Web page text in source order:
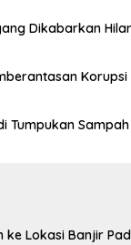
Dikabarkan
Tumpukan
ke Lokasi Banjir